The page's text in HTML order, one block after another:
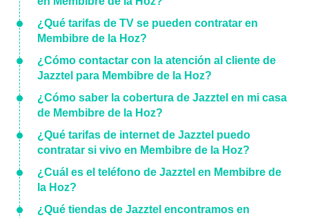
¿Qué tarifas de TV se pueden contratar en
Membibre de la Hoz?
¿Cómo contactar con la atención al cliente de
Jazztel para Membibre de la Hoz?
¿Cómo saber la cobertura de Jazztel en mi casa
de Membibre de la Hoz?
¿Qué tarifas de internet de Jazztel puedo
contratar si vivo en Membibre de la Hoz?
¿Cuál es el teléfono de Jazztel en Membibre de
la Hoz?
¿Qué tiendas de Jazztel encontramos en